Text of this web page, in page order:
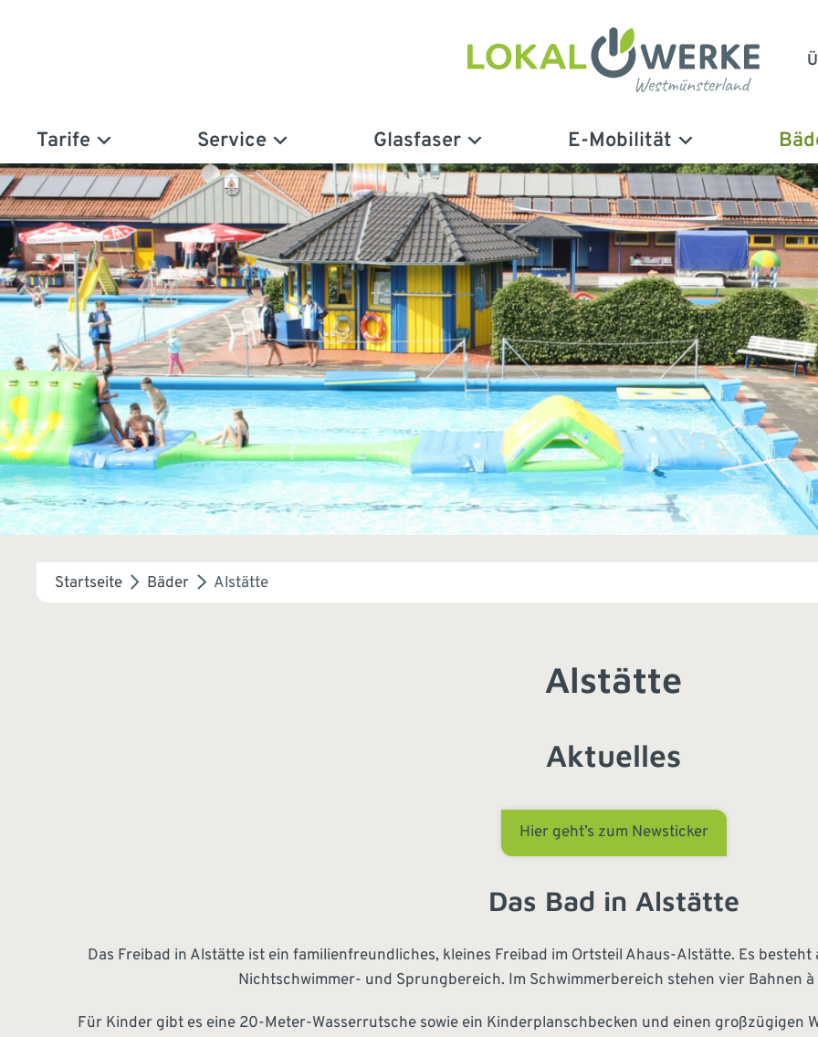
Tarife Service Glasfaser E-Mobilität
Startseite Bäder Alstätte
Alstätte
Aktuelles
Hier geht’s zum Newsticker
Das Bad in Alstätte
Das Freibad in Alstätte ist ein familienfreundliches, kleines Freibad im Ortsteil Ahaus-Alstätte. Es
Nichtschwimmer- und Sprungbereich. Im Schwimmerbereich stehen vier Bahnen
Für Kinder gibt es eine 20-Meter-Wasserrutsche sowie ein Kinderplanschbecken und einen großzügigen